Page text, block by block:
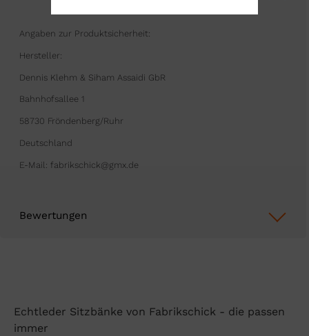
Angaben zur Produktsicherheit:
Hersteller:
Dennis Klehm & Siham Assaidi GbR
Bahnhofsallee 1
58730 Fröndenberg/Ruhr
Deutschland
E-Mail: fabrikschick@gmx.de
Bewertungen
Echtleder Sitzbänke von Fabrikschick - die passen
immer